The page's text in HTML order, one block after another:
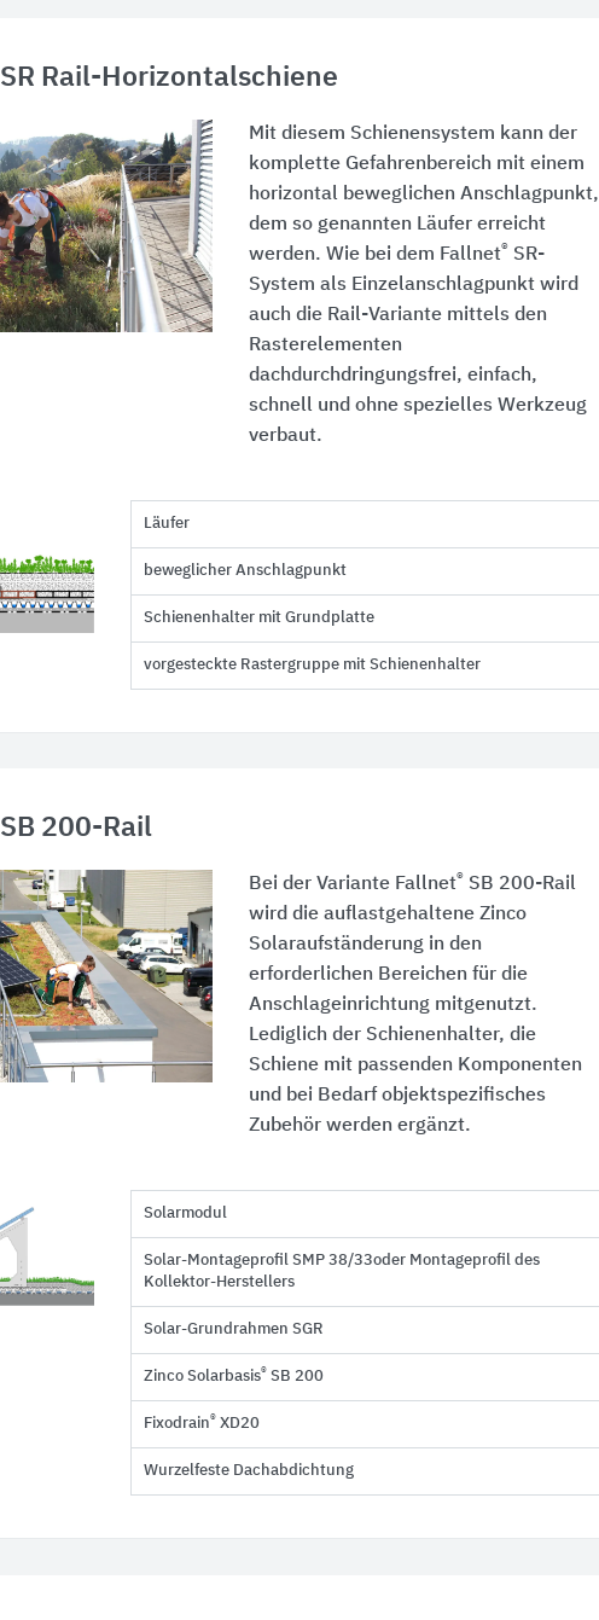
SR Rail-Horizontalschiene
Mit diesem Schienensystem kann der
komplette Gefahrenbereich mit einem
horizontal beweglichen Anschlagpunkt,
dem so genannten Läufer erreicht
werden. Wie bei dem Fallnet® SR-
System als Einzelanschlagpunkt wird
auch die Rail-Variante mittels den
Rasterelementen
dachdurchdringungsfrei, einfach,
schnell und ohne spezielles Werkzeug
verbaut.
Läufer
beweglicher Anschlagpunkt
Schienenhalter mit Grundplatte
vorgesteckte Rastergruppe mit Schienenhalter
SB 200-Rail
Bei der Variante Fallnet® SB 200-Rail
wird die auflastgehaltene Zinco
Solaraufständerung in den
erforderlichen Bereichen für die
Anschlageinrichtung mitgenutzt.
Lediglich der Schienenhalter, die
Schiene mit passenden Komponenten
und bei Bedarf objektspezifisches
Zubehör werden ergänzt.
Solarmodul
Solar-Montageprofil SMP 38/33oder Montageprofil des
Kollektor-Herstellers
Solar-Grundrahmen SGR
Zinco Solarbasis® SB 200
Fixodrain® XD20
Wurzelfeste Dachabdichtung